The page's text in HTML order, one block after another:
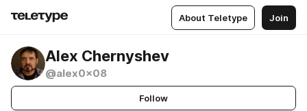
About Teletype Join
Alex Chernyshev
@alex0x08
Follow